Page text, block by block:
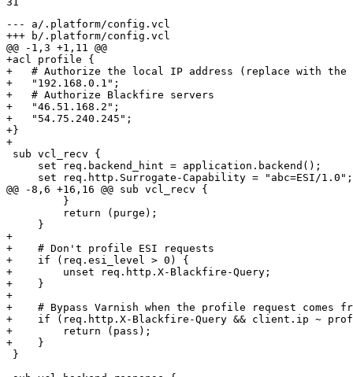
--- a/.platform/config.vcl
+++ b/.platform/config.vcl
@@ -1,3 +1,11 @@
+acl profile {
+   # Authorize the local IP address (replace with the
+   "192.168.0.1";
+   # Authorize Blackfire servers
+   "46.51.168.2";
+   "54.75.240.245";
+}
+
sub vcl_recv {
     set req.backend_hint = application.backend();
     set req.http.Surrogate-Capability = "abc=ESI/1.0";
@@ -8,6 +16,16 @@ sub vcl_recv {
         }
         return (purge);
+
+    # Don't profile ESI requests
+    if (req.esi_level > 0) {
+        unset req.http.X-Blackfire-Query;
+    }
+
+    # Bypass Varnish when the profile request comes
+    if (req.http.X-Blackfire-Query && client.ip ~
+        return (pass);
+    }
}